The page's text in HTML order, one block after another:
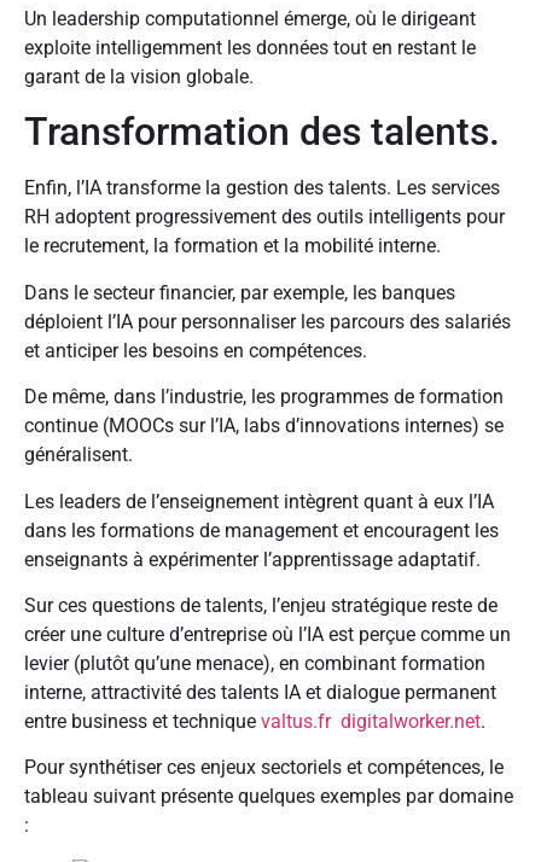
Un leadership computationnel émerge, où le dirigeant
exploite intelligemment les données tout en restant le
garant de la vision globale.
Transformation des talents.
Enfin, l’IA transforme la gestion des talents. Les services
RH adoptent progressivement des outils intelligents pour
le recrutement, la formation et la mobilité interne.
Dans le secteur financier, par exemple, les banques
déploient l’IA pour personnaliser les parcours des salariés
et anticiper les besoins en compétences.
De même, dans l’industrie, les programmes de formation
continue (MOOCs sur l’IA, labs d’innovations internes) se
généralisent.
Les leaders de l’enseignement intègrent quant à eux l’IA
dans les formations de management et encouragent les
enseignants à expérimenter l’apprentissage adaptatif.
Sur ces questions de talents, l’enjeu stratégique reste de
créer une culture d’entreprise où l’IA est perçue comme un
levier (plutôt qu’une menace), en combinant formation
interne, attractivité des talents IA et dialogue permanent
entre business et technique valtus.fr digitalworker.net.
Pour synthétiser ces enjeux sectoriels et compétences, le
tableau suivant présente quelques exemples par domaine
: